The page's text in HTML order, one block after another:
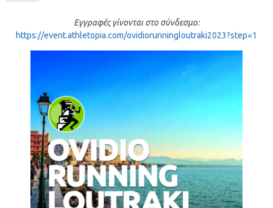
Εγγραφές γίνονται στο σύνδεσμο:
https://event.athletopia.com/ovidiorunningloutraki2023?step=1